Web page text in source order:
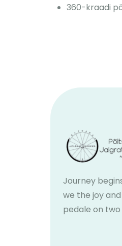
360-kraadi
Journey
we the joy
pedale on